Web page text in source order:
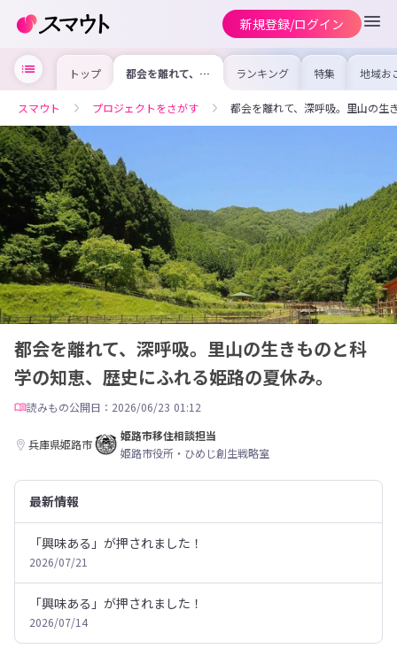
新規登録/ログイン
トップ 都会を離れて、深
呼吸。里山の生き
恵、歴史にふれる
姫路の夏休み。
ランキング 特集 地域お
の求
を集め
事内容
を比較
合った
スマウト プロジェクトをさがす 都会を離れて、深呼吸。里山の生
都会を離れて、深呼吸。里山の生きものと科
学の知恵、歴史にふれる姫路の夏休み。
読みもの公開日：2026/06/23 01:12
兵庫県姫路市
姫路市移住相談担当
姫路市役所・ひめじ創生戦略室
最新情報
「興味ある」が押されました！
2026/07/21
「興味ある」が押されました！
2026/07/14